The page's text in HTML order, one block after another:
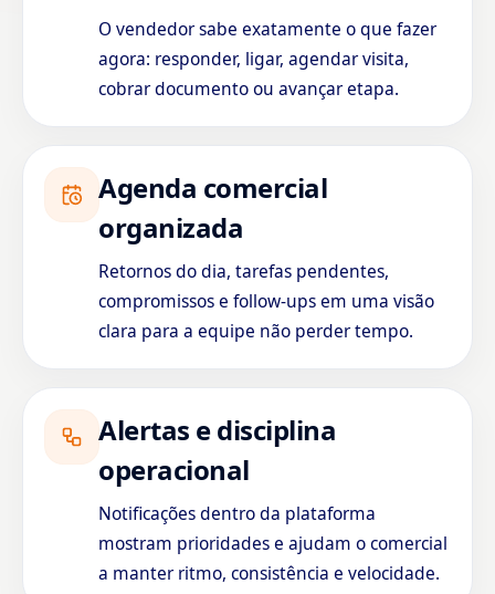
O vendedor sabe exatamente o que fazer
agora: responder, ligar, agendar visita,
cobrar documento ou avançar etapa.
Agenda comercial
organizada
Retornos do dia, tarefas pendentes,
compromissos e follow-ups em uma visão
clara para a equipe não perder tempo.
Alertas e disciplina
operacional
Notificações dentro da plataforma
mostram prioridades e ajudam o comercial
a manter ritmo, consistência e velocidade.